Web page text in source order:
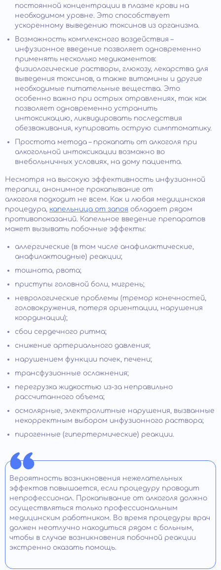
постоянной концентрации в плазме крови на
необходимом уровне. Это способствует
ускоренному выведению токсинов из организма.
Возможность комплексного воздействия –
инфузионное введение позволяет одновременно
применять несколько медикаментов:
физиологические растворы, глюкозу, лекарства для
выведения токсинов, а также витамины и другие
необходимые питательные вещества. Это
особенно важно при острых отравлениях, так как
позволяет одновременно устранить
интоксикацию, ликвидировать последствия
обезвоживания, купировать острую симптоматику.
Простота метода – прокапать от алкоголя при
алкогольной интоксикации возможно во
внебольничных условиях, на дому пациента.
Несмотря на высокую эффективность инфузионной
терапии, анонимное прокапывание от
алкоголя подходит не всем. Как и любая медицинская
процедура, капельница от запоя обладает рядом
противопоказаний. Капельное введение препаратов
может вызывать побочные эффекты:
аллергические (в том числе анафилактические,
анафилактоидные) реакции;
тошнота, рвота;
приступы головной боли, мигрень;
неврологические проблемы (тремор конечностей,
головокружения, потеря ориентации, нарушения
координации);
сбои сердечного ритма;
снижение артериального давления;
нарушением функции почек, печени;
трансфузионные осложнения;
перегрузка жидкостью из-за неправильно
рассчитанного объема;
осмолярные, электролитные нарушения, вызванные
некорректным выбором инфузионного раствора;
пирогенные (гипертермические) реакции.
Вероятность возникновения нежелательных
эффектов повышается, если процедуру проводит
непрофессионал. Прокапывание от алкоголя должно
осуществляться только профессиональным
медицинским работником. Во время процедуры врач
должен неотлучно находиться рядом с больным,
чтобы в случае возникновения побочной реакции
экстренно оказать помощь.